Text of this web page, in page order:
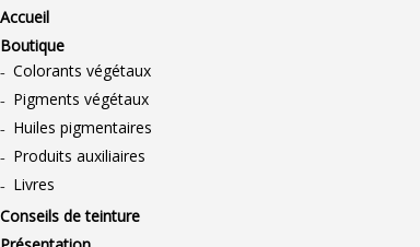
Accueil
Boutique
Colorants végétaux
Pigments végétaux
Huiles pigmentaires
Produits auxiliaires
Livres
Conseils de teinture